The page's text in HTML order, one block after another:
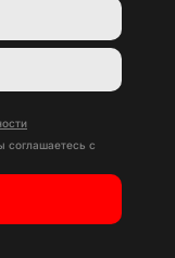
соглашаетесь с